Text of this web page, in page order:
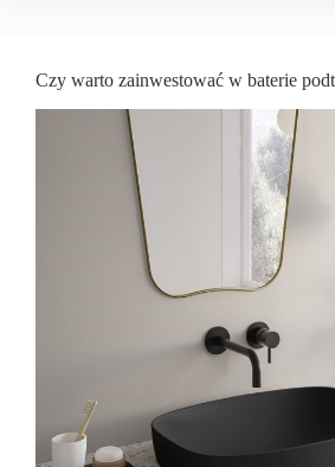
Czy warto zainwestować w baterie